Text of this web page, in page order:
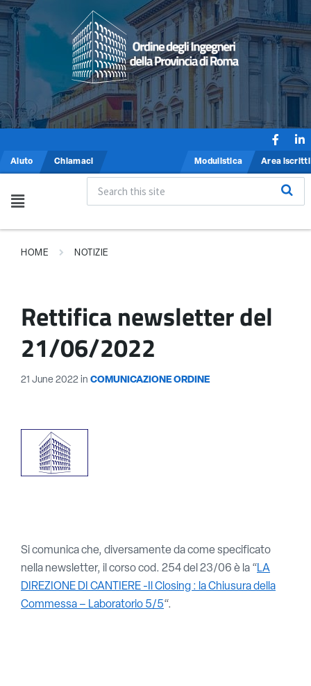
Aiuto Chiamaci Modulistica Area iscritti
HOME NOTIZIE
Rettifica newsletter del
21/06/2022
21 June 2022 in COMUNICAZIONE ORDINE
Si comunica che, diversamente da come specificato
nella newsletter, il corso cod. 254 del 23/06 è la “LA
DIREZIONE DI CANTIERE -Il Closing : la Chiusura della
Commessa – Laboratorio 5/5“.